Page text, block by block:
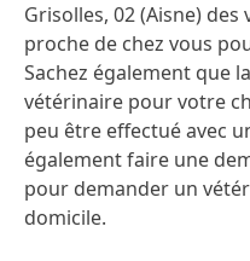
Grisolles, 02 (Aisne)
proche de chez vous
Sachez également que
vétérinaire pour votre
peu être effectué avec
également faire une
pour demander un
domicile.